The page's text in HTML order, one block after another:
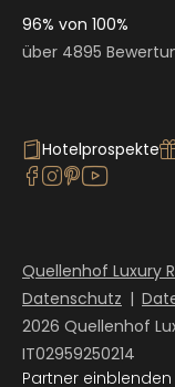
96% von 100%
über 4895
Hotelprospekte
Quellenhof Luxury
Datenschutz |
2026 Quellenhof
IT02959250214
Partner einblenden